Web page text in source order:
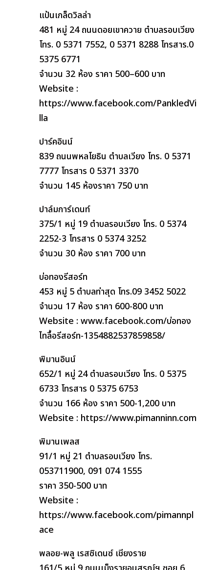
แป้นเกล็ดวิลล่า
481 หมู่ 24 ถนนดอยเขาควาย ตำบลรอบเวียง
โทร. 0 5371 7552, 0 5371 8288 โทรสาร.0
5375 6771
จำนวน 32 ห้อง ราคา 500–600 บาท
Website :
https://www.facebook.com/PankledVi
lla
ปาร์คอินน์
839 ถนนพหลโยธิน ตำบลเวียง โทร. 0 5371
7777 โทรสาร 0 5371 3370
จำนวน 145 ห้องราคา 750 บาท
ปาล์มการ์เดนท์
375/1 หมู่ 19 ตำบลรอบเวียง โทร. 0 5374
2252-3 โทรสาร 0 5374 3252
จำนวน 30 ห้อง ราคา 700 บาท
บ่อทองรีสอร์ท
453 หมู่ 5 ตำบลท่าสุด โทร.09 3452 5022
จำนวน 17 ห้อง ราคา 600-800 บาท
Website : www.facebook.com/บ่อทอง
ไทลื้อรีสอร์ท-1354882537859858/
พิมานอินน์
652/1 หมู่ 24 ตำบลรอบเวียง โทร. 0 5375
6733 โทรสาร 0 5375 6753
จำนวน 166 ห้อง ราคา 500-1,200 บาท
Website : https://www.pimanninn.com
พิมานเพลส
91/1 หมู่ 21 ตำบลรอบเวียง โทร.
053711900, 091 074 1555
ราคา 350-500 บาท
Website :
https://www.facebook.com/pimannpl
ace
พลอย-พลู เรสซิเดนซ์ เชียงราย